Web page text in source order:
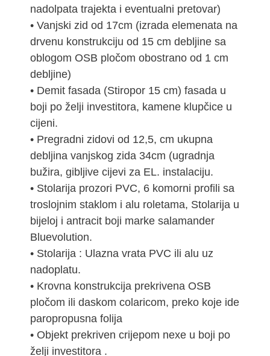
nadolpata trajekta i eventualni pretovar)
• Vanjski zid od 17cm (izrada elemenata na
drvenu konstrukciju od 15 cm debljine sa
oblogom OSB pločom obostrano od 1 cm
debljine)
• Demit fasada (Stiropor 15 cm) fasada u
boji po želji investitora, kamene klupčice u
cijeni.
• Pregradni zidovi od 12,5, cm ukupna
debljina vanjskog zida 34cm (ugradnja
bužira, gibljive cijevi za EL. instalaciju.
• Stolarija prozori PVC, 6 komorni profili sa
troslojnim staklom i alu roletama, Stolarija u
bijeloj i antracit boji marke salamander
Bluevolution.
• Stolarija : Ulazna vrata PVC ili alu uz
nadoplatu.
• Krovna konstrukcija prekrivena OSB
pločom ili daskom colaricom, preko koje ide
paropropusna folija
• Objekt prekriven crijepom nexe u boji po
želji investitora .